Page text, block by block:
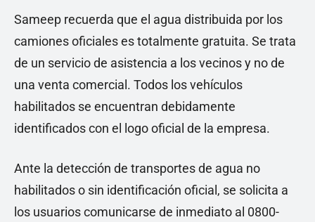
Sameep recuerda que el agua distribuida por los
camiones oficiales es totalmente gratuita. Se trata
de un servicio de asistencia a los vecinos y no de
una venta comercial. Todos los vehículos
habilitados se encuentran debidamente
identificados con el logo oficial de la empresa.
Ante la detección de transportes de agua no
habilitados o sin identificación oficial, se solicita a
los usuarios comunicarse de inmediato al 0800-